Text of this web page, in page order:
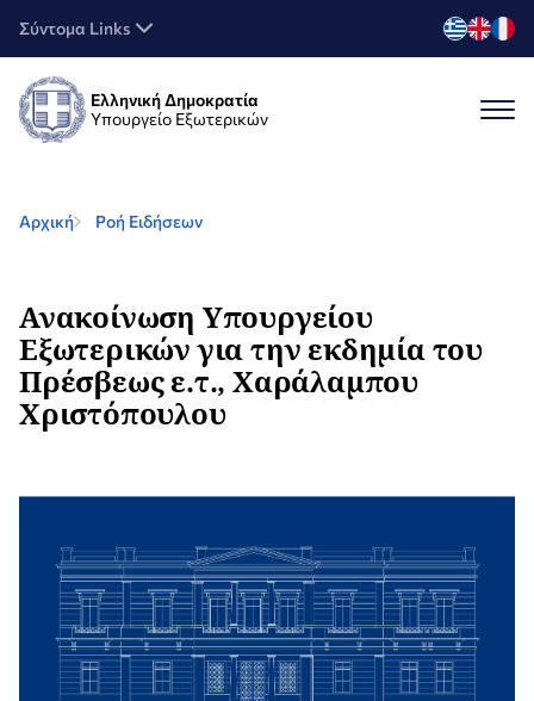
Σύντομα Links
Ελληνική Δημοκρατία
Υπουργείο Εξωτερικών
Αρχική Ροή Ειδήσεων
Ανακοίνωση Υπουργείου
Εξωτερικών για την εκδημία του
Πρέσβεως ε.τ., Χαράλαμπου
Χριστόπουλου